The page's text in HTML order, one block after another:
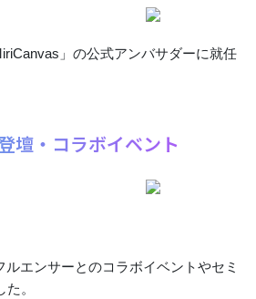
」の公式アンバサダーに就任
壇・コラボイベント
エンサーとのコラボイベントやセミ
。